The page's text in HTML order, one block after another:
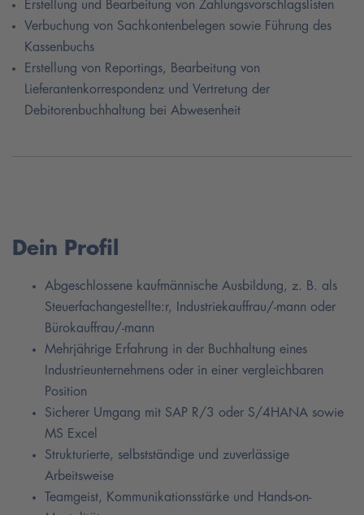
Erstellung und Bearbeitung von Zahlungsvorschlagslisten
Verbuchung von Sachkontenbelegen sowie Führung des
Kassenbuchs
Erstellung von Reportings, Bearbeitung von
Lieferantenkorrespondenz und Vertretung der
Debitorenbuchhaltung bei Abwesenheit
Dein Profil
Abgeschlossene kaufmännische Ausbildung, z. B. als
Steuerfachangestellte:r, Industriekauffrau/-mann oder
Bürokauffrau/-mann
Mehrjährige Erfahrung in der Buchhaltung eines
Industrieunternehmens oder in einer vergleichbaren
Position
Sicherer Umgang mit SAP R/3 oder S/4HANA sowie
MS Excel
Strukturierte, selbstständige und zuverlässige
Arbeitsweise
Teamgeist, Kommunikationsstärke und Hands-on-